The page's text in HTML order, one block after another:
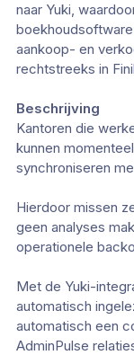
naar Yuki,
aankoop- en
rechtstreeks in
Beschrijving
Kantoren die
kunnen
synchroniseren
Hierdoor missen
geen analyses
operationele
Met de Yuki-
automatisch
automatisch een
AdminPulse